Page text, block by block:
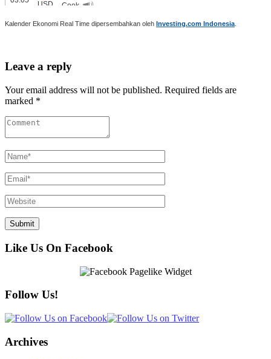
Kalender Ekonomi Real Time dipersembahkan oleh Investing.com Indonesia
Leave a reply
Your email address will not be published. Required fields are
marked *
Like Us On Facebook
Follow Us!
Archives